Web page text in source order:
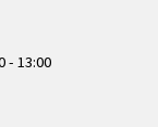
- 13:00